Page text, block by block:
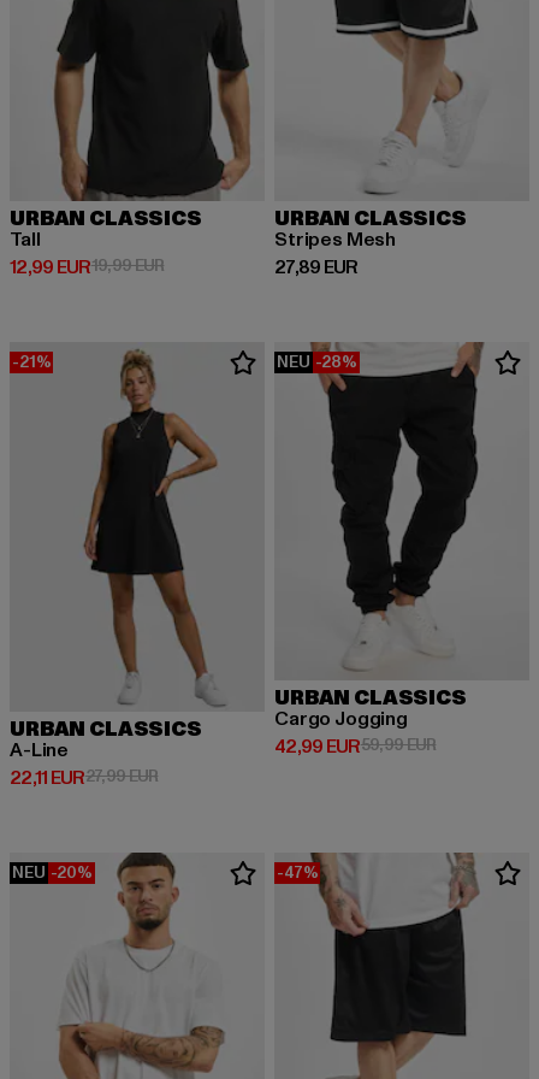
URBAN CLASSICS
Tall
12,99 EUR
Derzeitiger Preis: 12,99 EUR
19,99 EURAktionspreis: 19,99 EUR
URBAN CLASSICS
Stripes Mesh
27,89 EUR
Derzeitiger Preis: 27,89 EUR
-21%
URBAN CLASSICS
A-Line
22,11 EUR
Derzeitiger Preis: 22,11 EUR
27,99 EURAktionspreis: 27,99 EUR
NEU -28%
URBAN CLASSICS
Cargo Jogging
42,99 EUR
Derzeitiger Preis: 42,99 EUR
59,99 EURAktionspreis:
NEU -20% -47%